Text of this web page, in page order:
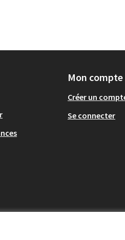
Mon compte
Créer un
Se connecter